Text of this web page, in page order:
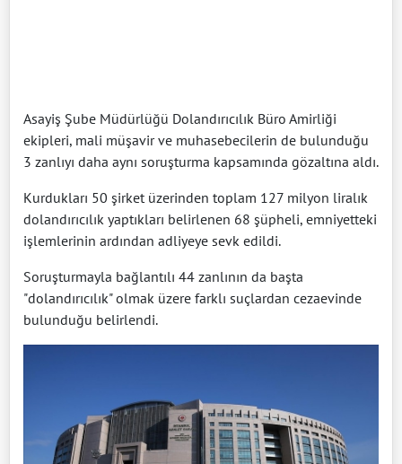
Asayiş Şube Müdürlüğü Dolandırıcılık Büro Amirliği
ekipleri, mali müşavir ve muhasebecilerin de bulunduğu
3 zanlıyı daha aynı soruşturma kapsamında gözaltına aldı.
Kurdukları 50 şirket üzerinden toplam 127 milyon liralık
dolandırıcılık yaptıkları belirlenen 68 şüpheli, emniyetteki
işlemlerinin ardından adliyeye sevk edildi.
Soruşturmayla bağlantılı 44 zanlının da başta
"dolandırıcılık" olmak üzere farklı suçlardan cezaevinde
bulunduğu belirlendi.